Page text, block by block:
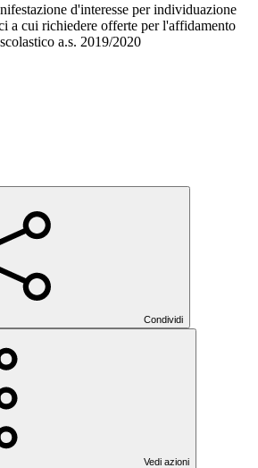
d'interesse per individuazione
a cui richiedere offerte per l'affidamento
a.s. 2019/2020
Condividi
Vedi azioni